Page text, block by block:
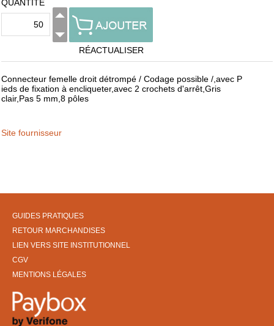
QUANTITÉ
RÉACTUALISER
Connecteur femelle droit détrompé / Codage possible /,avec P
ieds de fixation à encliqueter,avec 2 crochets d'arrêt,Gris
clair,Pas 5 mm,8 pôles
Site fournisseur
GUIDES PRATIQUES
RETOUR MARCHANDISES
LIEN VERS SITE INSTITUTIONNEL
CGV
MENTIONS LÉGALES